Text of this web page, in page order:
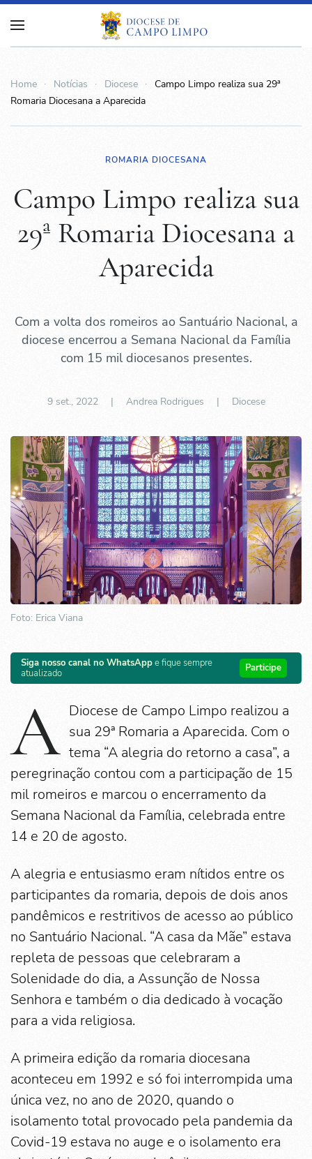
Home Notícias Diocese
Campo Limpo realiza sua 29ª
Romaria Diocesana a Aparecida
ROMARIA DIOCESANA
Campo Limpo realiza sua
29ª Romaria Diocesana a
Aparecida
Com a volta dos romeiros ao Santuário Nacional, a
diocese encerrou a Semana Nacional da Família
com 15 mil diocesanos presentes.
9 set., 2022| Andrea Rodrigues | Diocese
Foto: Erica Viana
Siga nosso canal no WhatsAppe fique sempre
atualizado
Participe
A Diocese de Campo Limpo realizou a
sua 29ª Romaria a Aparecida. Com o
tema “A alegria do retorno a casa”, a
peregrinação contou com a participação de 15
mil romeiros e marcou o encerramento da
Semana Nacional da Família, celebrada entre
14 e 20 de agosto.
A alegria e entusiasmo eram nítidos entre os
participantes da romaria, depois de dois anos
pandêmicos e restritivos de acesso ao público
no Santuário Nacional. “A casa da Mãe” estava
repleta de pessoas que celebraram a
Solenidade do dia, a Assunção de Nossa
Senhora e também o dia dedicado à vocação
para a vida religiosa.
A primeira edição da romaria diocesana
aconteceu em 1992 e só foi interrompida uma
única vez, no ano de 2020, quando o
isolamento total provocado pela pandemia da
Covid-19 estava no auge e o isolamento era